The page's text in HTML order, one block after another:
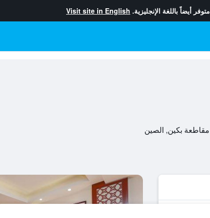
متوفر أيضاً باللغة الإنجليزية. Visit site in English